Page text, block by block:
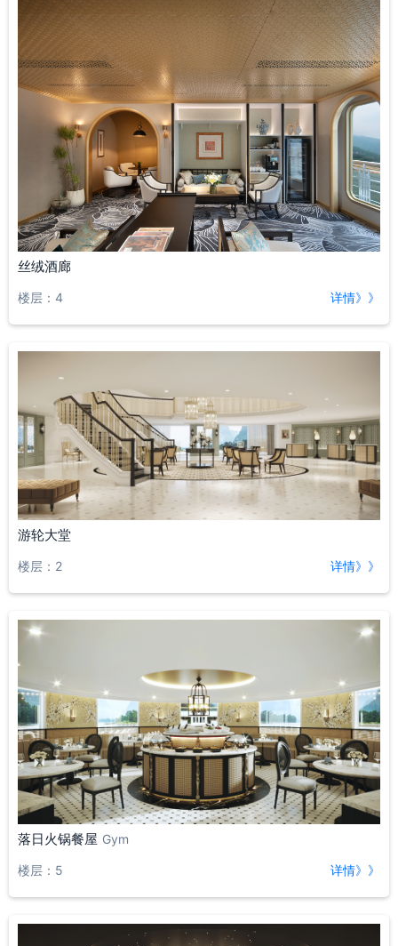
丝绒酒廊
楼层：4 详情》》
游轮大堂
楼层：2 详情》》
落日火锅餐屋 Gym
楼层：5 详情》》